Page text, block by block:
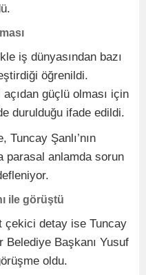
iş dünyasından bazı
öğrenildi.
güçlü olması için
durulduğu ifade edildi.
Şanlı’nın
parasal anlamda sorun
ile görüştü
çekici detay ise Tuncay
Belediye Başkanı Yusuf
oldu.